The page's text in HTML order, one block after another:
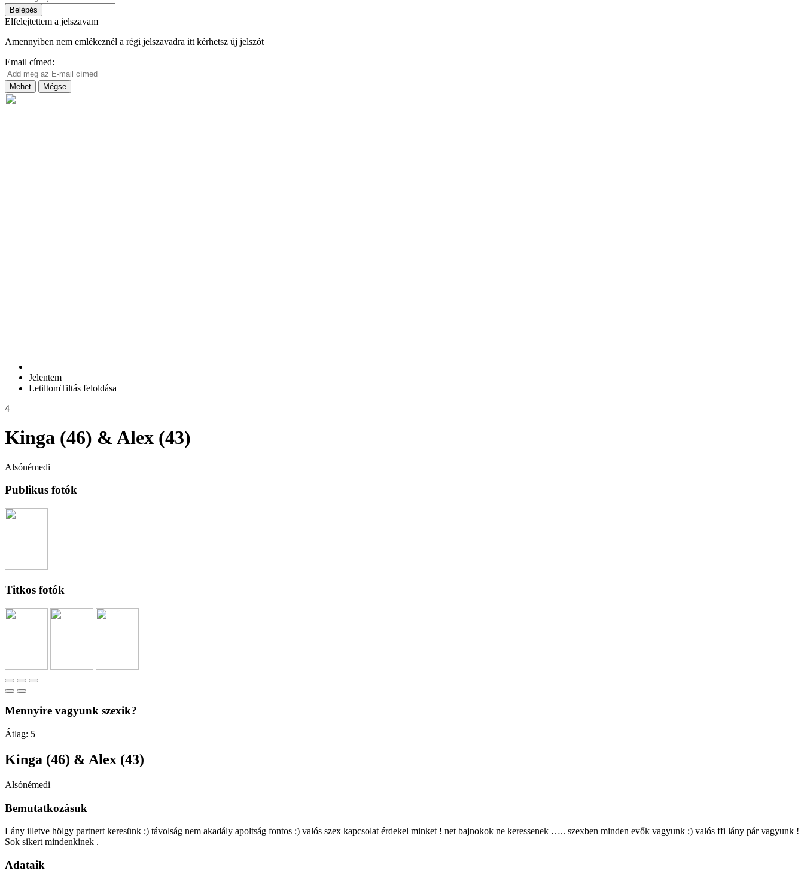
Belépés
Elfelejtettem a jelszavam
Amennyiben nem emlékeznél a régi jelszavadra itt kérhetsz új jelszót
Email címed:
Mehet Mégse
Jelentem
LetiltomTiltás feloldása
4
Kinga (46) & Alex (43)
Alsónémedi
Publikus fotók
Titkos fotók
Mennyire vagyunk szexik?
Átlag: 5
Kinga (46) & Alex (43)
Alsónémedi
Bemutatkozásuk
Lány illetve hölgy partnert keresünk ;) távolság nem akadály apoltság fontos ;) valós szex kapcsolat érdekel minket ! net bajnokok ne keressenek ….. szexben minden evők vagyunk ;) valós ffi lány pár vagyunk !
Sok sikert mindenkinek .
Adataik